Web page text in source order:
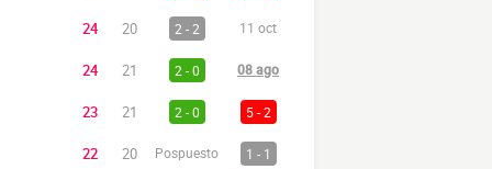
24 20 2 - 2 11 oct
24 21 2 - 0 08 ago
23 21 2 - 0 5 - 2
22 20 Pospuesto 1 - 1